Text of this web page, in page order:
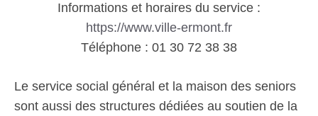
Informations et horaires du service :
https://www.ville-ermont.fr
Téléphone : 01 30 72 38 38
Le service social général et la maison des seniors
sont aussi des structures dédiées au soutien de la